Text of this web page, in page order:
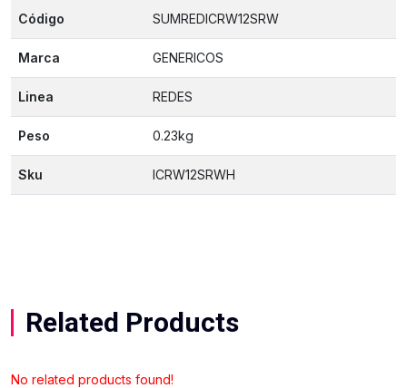
Código SUMREDICRW12SRW
Marca GENERICOS
Linea REDES
Peso 0.23kg
Sku ICRW12SRWH
Related Products
No related products found!